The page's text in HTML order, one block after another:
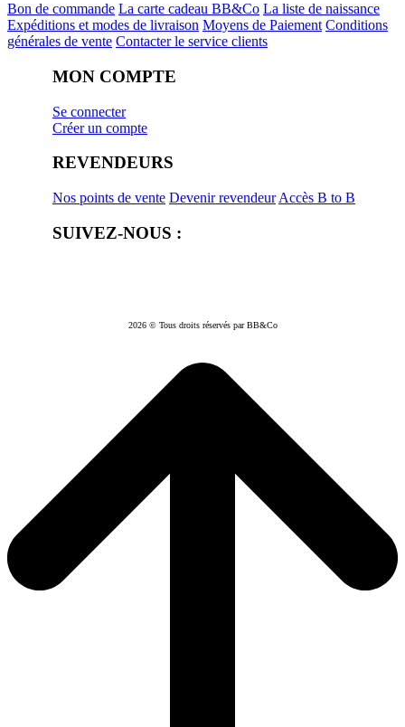
Bon de commande La carte cadeau BB&Co La liste de naissance
Expéditions et modes de livraison Moyens de Paiement Conditions
générales de vente Contacter le service clients
MON COMPTE
Se connecter
Créer un compte
REVENDEURS
Nos points de vente Devenir revendeur Accès B to B
SUIVEZ-NOUS :
2026 © Tous droits réservés par BB&Co